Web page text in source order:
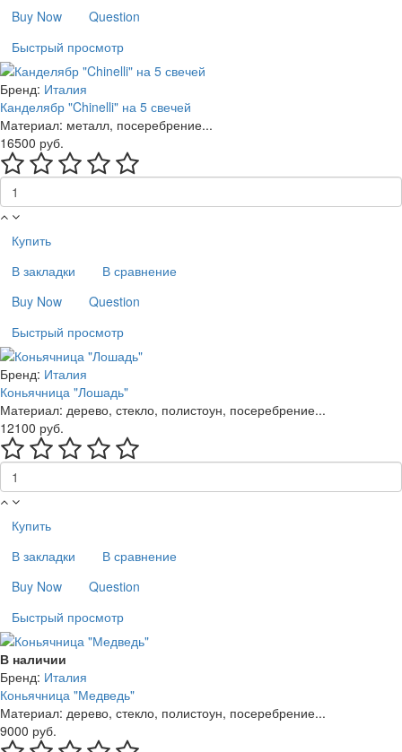
Buy Now
Question
Быстрый просмотр
Бренд: Италия
Канделябр "Chinelli" на 5 свечей
Материал: металл, посеребрение...
16500 руб.
Купить
В закладки
В сравнение
Buy Now
Question
Быстрый просмотр
Бренд: Италия
Коньячница "Лошадь"
Материал: дерево, стекло, полистоун, посеребрение...
12100 руб.
Купить
В закладки
В сравнение
Buy Now
Question
Быстрый просмотр
В наличии
Бренд: Италия
Коньячница "Медведь"
Материал: дерево, стекло, полистоун, посеребрение...
9000 руб.